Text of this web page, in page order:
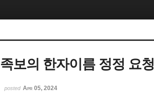
보의 한자이름 정정 요청
posted Apr 05, 2024